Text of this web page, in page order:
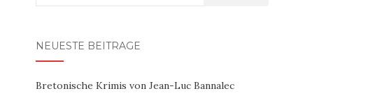
NEUESTE BEITRÄGE
Bretonische Krimis von Jean-Luc Bannalec